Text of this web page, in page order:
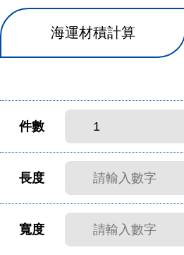
海運材積計算
件數
長度
寬度